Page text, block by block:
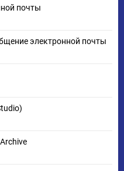
почты
электронной почты